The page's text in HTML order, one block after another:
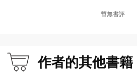
暫無書評
作者的其他書籍